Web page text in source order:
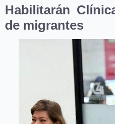
Habilitarán
de migrantes